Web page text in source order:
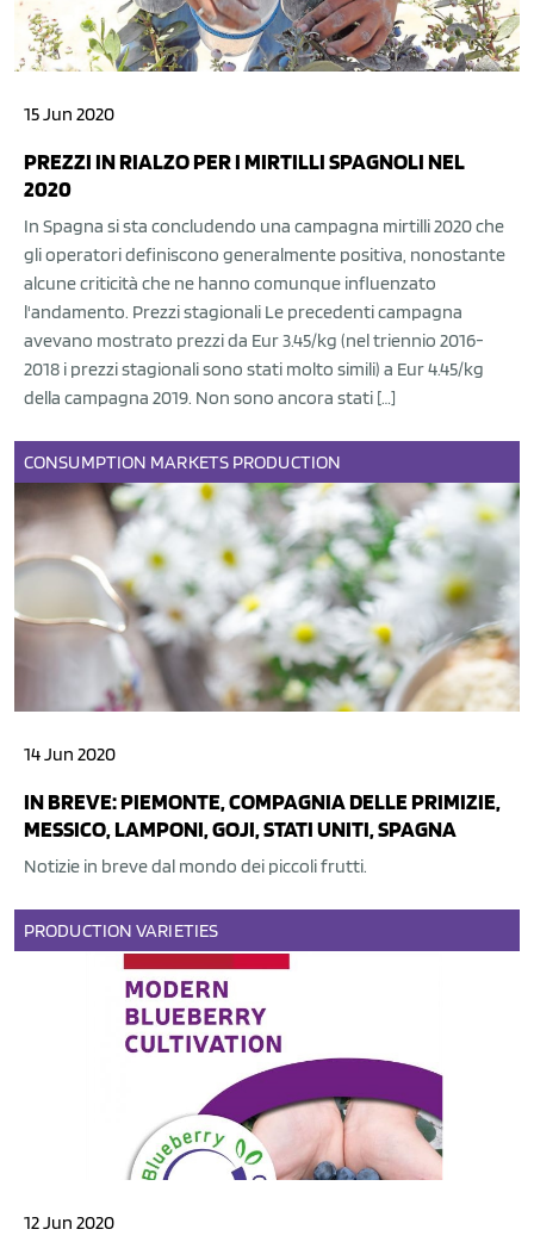
15 Jun 2020
PREZZI IN RIALZO PER I MIRTILLI SPAGNOLI NEL
2020
In Spagna si sta concludendo una campagna mirtilli 2020 che
gli operatori definiscono generalmente positiva, nonostante
alcune criticità che ne hanno comunque influenzato
l'andamento. Prezzi stagionali Le precedenti campagna
avevano mostrato prezzi da Eur 3.45/kg (nel triennio 2016-
2018 i prezzi stagionali sono stati molto simili) a Eur 4.45/kg
della campagna 2019. Non sono ancora stati […]
CONSUMPTION MARKETS PRODUCTION
14 Jun 2020
IN BREVE: PIEMONTE, COMPAGNIA DELLE PRIMIZIE,
MESSICO, LAMPONI, GOJI, STATI UNITI, SPAGNA
Notizie in breve dal mondo dei piccoli frutti.
PRODUCTION VARIETIES
12 Jun 2020